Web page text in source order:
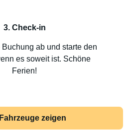
3. Check-in
ab und starte den
es soweit ist. Schöne
Ferien!
zeigen